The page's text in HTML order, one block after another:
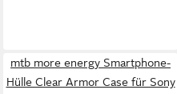
mtb more energy Smartphone-
Hülle Clear Armor Case für Sony